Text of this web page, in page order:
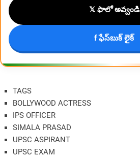
𝕏 ఫాలో అవ్వండి
f ఫేస్‌బుక్ లైక్
TAGS
BOLLYWOOD ACTRESS
IPS OFFICER
SIMALA PRASAD
UPSC ASPIRANT
UPSC EXAM